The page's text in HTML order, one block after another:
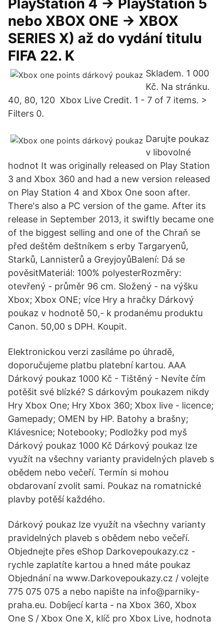
PlayStation 4 -> PlayStation 5
nebo XBOX ONE -> XBOX
SERIES X) až do vydání titulu
FIFA 22. K
Skladem. 1 000
Kč. Na stránku.
40, 80, 120 Xbox Live Credit. 1 - 7 of 7 items. >
Filters 0.
Darujte poukaz
v libovolné
hodnot It was originally released on Play Station
3 and Xbox 360 and had a new version released
on Play Station 4 and Xbox One soon after.
There's also a PC version of the game. After its
release in September 2013, it swiftly became one
of the biggest selling and one of the Chraň se
před deštěm deštníkem s erby Targaryenů,
Starků, Lannisterů a GreyjoyůBalení: Dá se
pověsitMateriál: 100% polyesterRozměry:
otevřený - průměr 96 cm. Složený - na výšku
Xbox; Xbox ONE; více Hry a hračky Dárkový
poukaz v hodnotě 50,- k prodanému produktu
Canon. 50,00 s DPH. Koupit.
Elektronickou verzi zasíláme po úhradě,
doporučujeme platbu platební kartou. AAA
Dárkový poukaz 1000 Kč - Tištěný - Nevíte čím
potěšit své blízké? S dárkovým poukazem nikdy
Hry Xbox One; Hry Xbox 360; Xbox live - licence;
Gamepady; OMEN by HP. Batohy a brašny;
Klávesnice; Notebooky; Podložky pod myš
Dárkový poukaz 1000 Kč Dárkový poukaz lze
využít na všechny varianty pravidelných plaveb s
obědem nebo večeří. Termín si mohou
obdarovaní zvolit sami. Poukaz na romatnické
plavby potěší každého.
Dárkový poukaz lze využít na všechny varianty
pravidelných plaveb s obědem nebo večeří.
Objednejte přes eShop Darkovepoukazy.cz -
rychle zaplatíte kartou a hned máte poukaz
Objednání na www.Darkovepoukazy.cz / volejte
775 075 075 a nebo napište na info@parniky-
praha.eu. Dobíjecí karta - na Xbox 360, Xbox
One S / Xbox One X, klíč pro Xbox Live, hodnota